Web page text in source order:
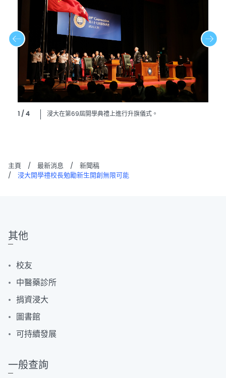
1 / 4 浸大在第69屆開學典禮上進行升旗儀式。
主頁 / 最新消息 /
新聞稿
/
浸大開學禮校長勉勵新生開創無限可能
其他
校友
中醫藥診所
捐資浸大
圖書館
可持續發展
一般查詢